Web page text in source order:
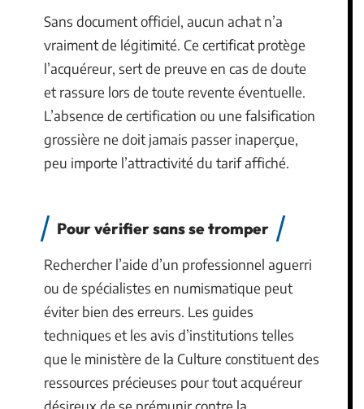
Sans document officiel, aucun achat n’a
vraiment de légitimité. Ce certificat protège
l’acquéreur, sert de preuve en cas de doute
et rassure lors de toute revente éventuelle.
L’absence de certification ou une falsification
grossière ne doit jamais passer inaperçue,
peu importe l’attractivité du tarif affiché.
Pour vérifier sans se tromper
Rechercher l’aide d’un professionnel aguerri
ou de spécialistes en numismatique peut
éviter bien des erreurs. Les guides
techniques et les avis d’institutions telles
que le ministère de la Culture constituent des
ressources précieuses pour tout acquéreur